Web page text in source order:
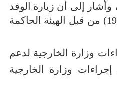
إلى أن زيارة الوفد
الإيراني إلى دهراود جاءت تماشيا مع تنفيذ جزء من المعاهدة (الموقعة عام 1972) من قبل الهيئة الحاكمة
وزارة الخارجية لدعم
وزارة الخارجية